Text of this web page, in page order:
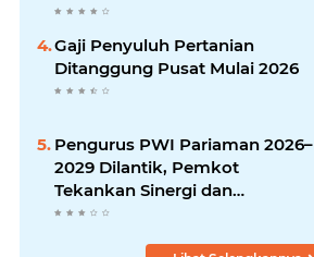
Gaji Penyuluh Pertanian
Ditanggung Pusat Mulai 2026
Pengurus PWI Pariaman 2026–
2029 Dilantik, Pemkot
Tekankan Sinergi dan
Profesionalisme Pers